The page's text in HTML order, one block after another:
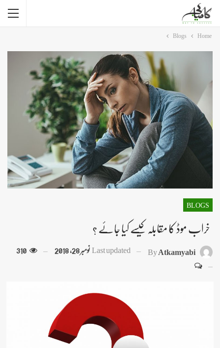
Home
Blogs
BLOGS
خراب موڈ کا مقابلہ کیسے کیا جائے ؟
ByAtkamyabi
Last updatedنومبر 28, 2018 310